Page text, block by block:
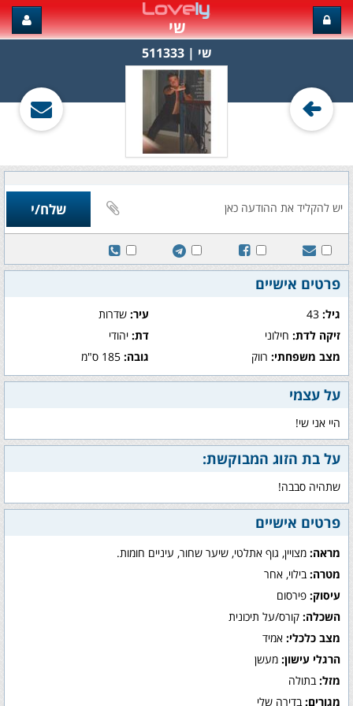
שי
שי‏ | 511333
פרטים אישיים
גיל: עיר:שדרות
זיקה לדת: חילוני דת:יהודי
מצב משפחתי: רווק גובה:185 ס"מ
על עצמי
היי אני שי!
על בת הזוג המבוקשת:
שתהיה סבבה!
פרטים אישיים
מראה: מצויין, גוף אתלטי, שיער שחור, עיניים חומות.
מטרה: בילוי, אחר
עיסוק: פירסום
השכלה: קורס/על תיכונית
מצב כלכלי: אמיד
הרגלי עישון: מעשן
מזל: בתולה
מגורים: בדירה שלי